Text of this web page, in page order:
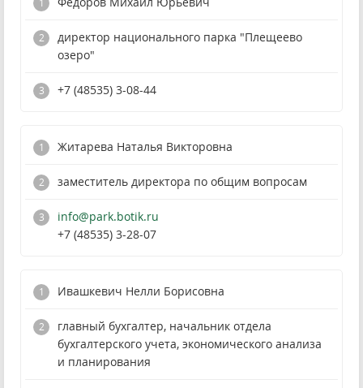
директор национального парка "Плещеево
озеро"
+7 (48535) 3-08-44
Житарева Наталья Викторовна
заместитель директора по общим вопросам
info@park.botik.ru
+7 (48535) 3-28-07
Ивашкевич Нелли Борисовна
главный бухгалтер, начальник отдела
бухгалтерского учета, экономического анализа
и планирования